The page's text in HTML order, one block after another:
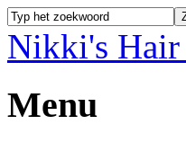
Nikki's
Menu